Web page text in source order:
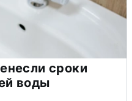
сроки
воды